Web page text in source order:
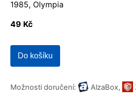
1985, Olympia
49 Kč
Do košíku
Možnosti doručení: AlzaBox,